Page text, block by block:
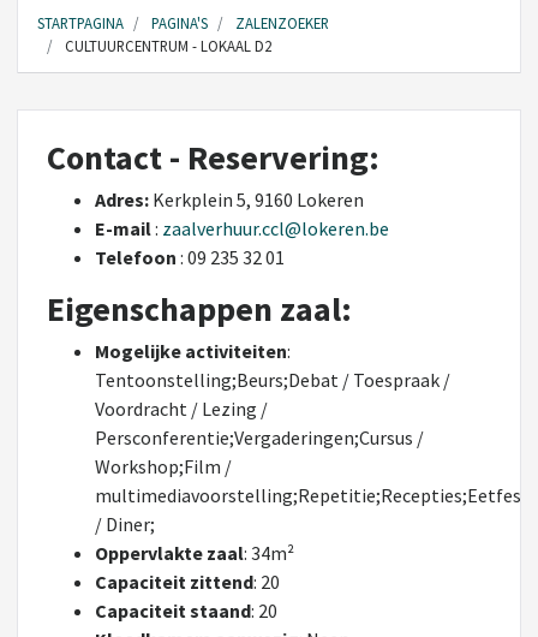
STARTPAGINA PAGINA'S
ZALENZOEKER
CULTUURCENTRUM - LOKAAL D2
Contact - Reservering:
Adres: Kerkplein 5, 9160 Lokeren
E-mail: zaalverhuur.ccl@lokeren.be
Telefoon : 09 235 32 01
Eigenschappen zaal:
Mogelijke activiteiten:
Tentoonstelling;Beurs;Debat / Toespraak /
Voordracht / Lezing /
Persconferentie;Vergaderingen;Cursus /
Workshop;Film /
/ Diner;
Oppervlakte zaal: 34m²
Capaciteit zittend: 20
Capaciteit staand: 20